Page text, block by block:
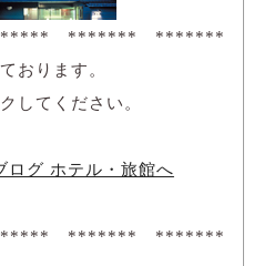
******* *******
おります。
してください。
******* *******